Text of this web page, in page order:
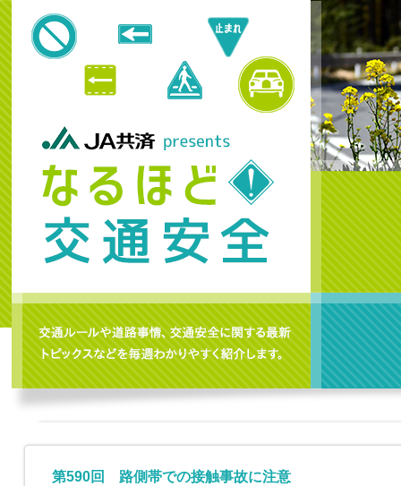
第590回 路側帯での接触事故に注意